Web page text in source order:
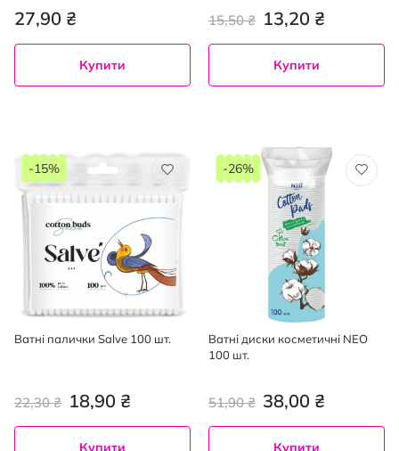
27,90 ₴
Купити
13,20 ₴
15,50 ₴
Купити
Ватні палички Salve 100 шт.
18,90 ₴
22,30 ₴
-15%
Купити
Ватні диски косметичні NEO
100 шт.
38,00 ₴
51,90 ₴
-26%
Купити